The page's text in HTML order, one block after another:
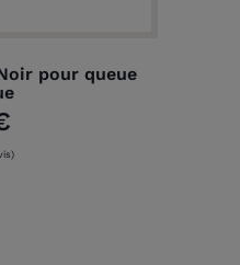
pour queue